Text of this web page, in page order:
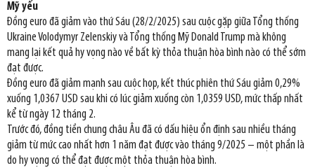
Mỹ yếu
Đồng euro đã giảm vào thứ Sáu (28/2/2025) sau cuộc gặp giữa Tổng thống
Ukraine Volodymyr Zelenskiy và Tổng thống Mỹ Donald Trump mà không
mang lại kết quả hy vọng nào về bất kỳ thỏa thuận hòa bình nào có thể sớm
đạt được.
Đồng euro đã giảm mạnh sau cuộc họp, kết thúc phiên thứ Sáu giảm 0,29%
xuống 1,0367 USD sau khi có lúc giảm xuống còn 1,0359 USD, mức thấp nhất
kể từ ngày 12 tháng 2.
Trước đó, đồng tiền chung châu Âu đã có dấu hiệu ổn định sau nhiều tháng
giảm từ mức cao nhất hơn 1 năm đạt được vào tháng 9/2025 – một phần là
do hy vọng có thể đạt được một thỏa thuận hòa bình.